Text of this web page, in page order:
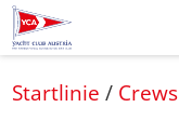
Startlinie / Crews